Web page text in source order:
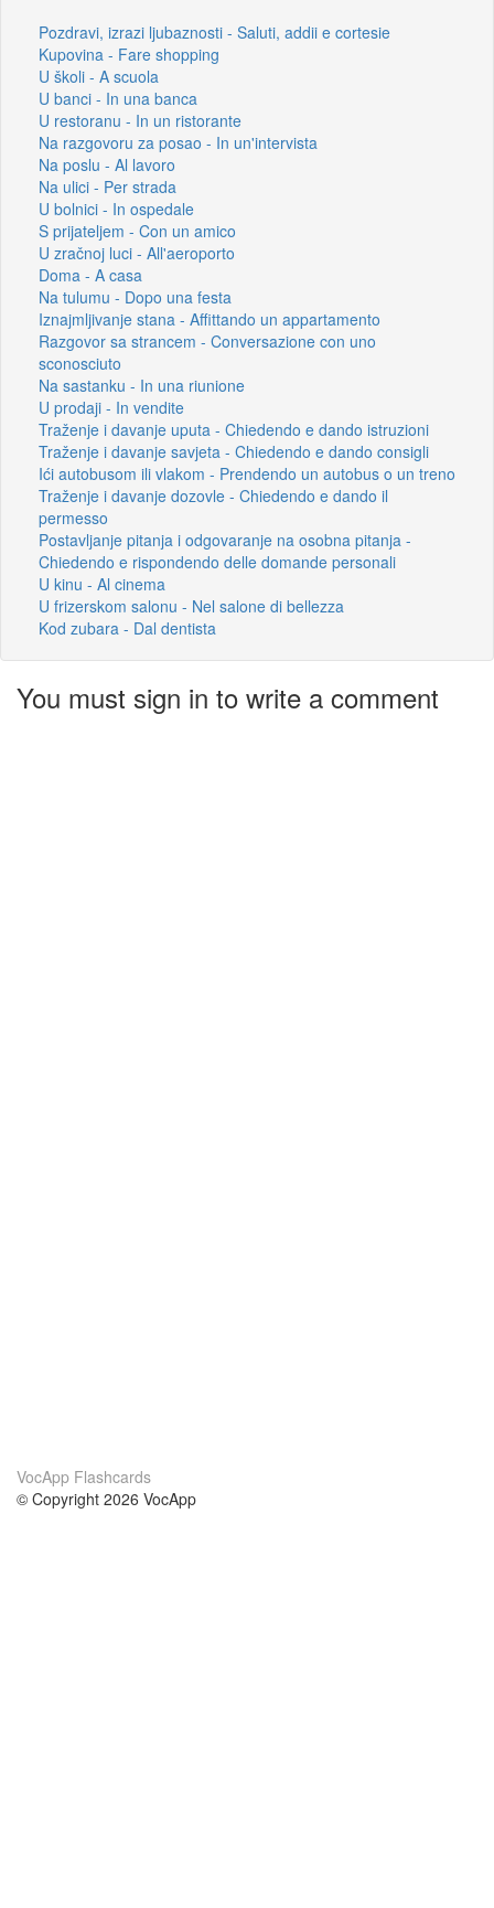
Pozdravi, izrazi ljubaznosti - Saluti, addii e cortesie
Kupovina - Fare shopping
U školi - A scuola
U banci - In una banca
U restoranu - In un ristorante
Na razgovoru za posao - In un'intervista
Na poslu - Al lavoro
Na ulici - Per strada
U bolnici - In ospedale
S prijateljem - Con un amico
U zračnoj luci - All'aeroporto
Doma - A casa
Na tulumu - Dopo una festa
Iznajmljivanje stana - Affittando un appartamento
Razgovor sa strancem - Conversazione con uno
sconosciuto
Na sastanku - In una riunione
U prodaji - In vendite
Traženje i davanje uputa - Chiedendo e dando istruzioni
Traženje i davanje savjeta - Chiedendo e dando consigli
Ići autobusom ili vlakom - Prendendo un autobus o un treno
Traženje i davanje dozovle - Chiedendo e dando il
permesso
Postavljanje pitanja i odgovaranje na osobna pitanja -
Chiedendo e rispondendo delle domande personali
U kinu - Al cinema
U frizerskom salonu - Nel salone di bellezza
Kod zubara - Dal dentista
You must sign in to write a comment
VocApp Flashcards
© Copyright 2026 VocApp